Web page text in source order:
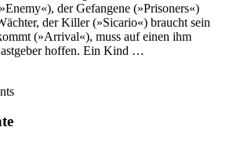
der Gefangene (»Prisoners«)
der Killer (»Sicario«) braucht sein
(»Arrival«), muss auf einen ihm
hoffen. Ein Kind …